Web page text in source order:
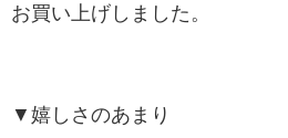
お買い上げしました。
▼嬉しさのあまり